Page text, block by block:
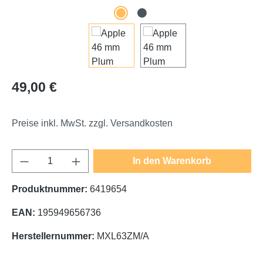
Regulärer Preis:
49,00 €
Preise inkl. MwSt. zzgl. Versandkosten
Produkt Anzahl: Gib den gewünschten
In den Warenkorb
Produktnummer: 6419654
EAN: 195949656736
Herstellernummer: MXL63ZM/A